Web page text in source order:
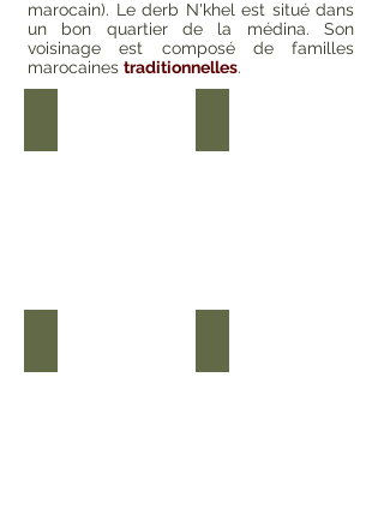
marocain). Le derb N'khel est situé dans
un bon quartier de la médina. Son
voisinage est composé de familles
marocaines traditionnelles.